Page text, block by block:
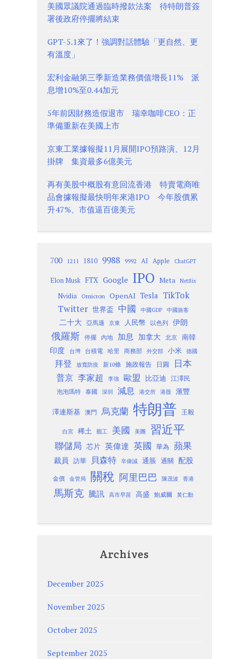
美國眾議院通過臨時撥款法案 待特朗普簽
署後政府停擺將結束
GPT-5.1來了！強調對話體驗「更自然、更
有溫度」
宏利金融第三季新造業務價值增長11% 派
息增10%至0.44加元
5年前因財務造假退市 瑞幸咖啡CEO：正
準備重新在美國上市
京東工業據報擬11月展開IPO預路演、12月
掛牌 集資最多6億美元
再有美股中概股有意回流香港 特賣電商唯
品會據報擬最快明年來港IPO 今年股價累
升47%、市值逼百億美元
700 1211 1810 9988 9992 AI Apple ChatGPT
Elon Musk FTX Google IPO Meta Netflix
Nvidia Omicron OpenAI Tesla TikTok
Twitter 世界盃 中國 中國GDP 中國旅客
二十大 亞馬遜 京東 人民幣 以色列 伊朗
俄羅斯 停擺 內地 加息 加拿大 北京
南韓
印度
台灣 台積電 哈里 商務部 外交部 小米 德國
拜登 放寬防疫 新10條 施政報告 日圓 日本
普京 李家超 李強 歐盟 比亞迪 江澤民
泡泡瑪特 泰國 深圳 減息 港交所 港股 滙豐
澤連斯基 澳門 烏克蘭 特朗普 王毅
白宮 稀土 罷工 美國 美團 習近平
聯儲局 芯片 英偉達 英國 華為 蘋果
裁員 訪華 貝森特 辛偉誠 通脹 通關 配股
金價 金管局 關稅 阿里巴巴 陳茂波 香港
馬斯克 騰訊 高市早苗 高盛 鮑威爾 黃仁勳
Archives
December 2025
November 2025
October 2025
September 2025